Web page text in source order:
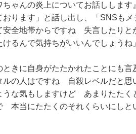
ちゃんの炎上についてお話ししま
おります」と話し出し、「SNSも
安全地帯からですね 失言したり
けるんで気持ちがいいんでしょう
ときに自身がたたかれたことに
ルの人はですね 自殺レベルだと思
うな気もしますけど あまりたた
本当にたたくのそれくらいにしと